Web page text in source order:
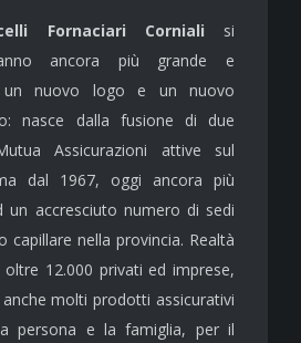
Fornaciari Corniali si
ancora più grande e
un nuovo logo e un nuovo
nasce dalla fusione di due
Assicurazioni attive sul
dal 1967, oggi ancora più
un accresciuto numero di sedi
capillare nella provincia. Realtà
12.000 privati ed imprese,
molti prodotti assicurativi
persona e la famiglia, per il